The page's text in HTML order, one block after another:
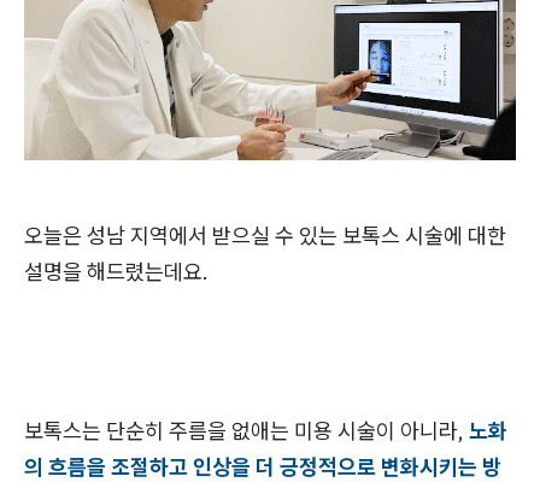
오늘은 성남 지역에서 받으실 수 있는 보톡스 시술에 대한
설명을 해드렸는데요.
보톡스는 단순히 주름을 없애는 미용 시술이 아니라, 노화
의 흐름을 조절하고 인상을 더 긍정적으로 변화시키는 방